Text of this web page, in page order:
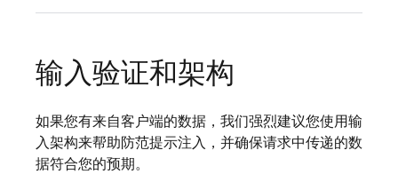
输入验证和架构
如果您有来自客户端的数据，我们强烈建议您使用输
入架构来帮助防范提示注入，并确保请求中传递的数
据符合您的预期。